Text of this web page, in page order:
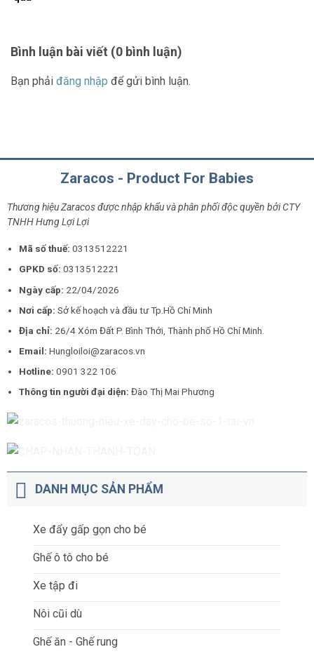
Bình luận bài viết (0 bình luận)
Bạn phải đăng nhập để gửi bình luận.
Zaracos - Product For Babies
Thương hiệu Zaracos được nhập khẩu và phân phối độc quyền bởi CTY
TNHH Hưng Lợi Lợi
Mã số thuế: 0313512221
GPKD số:0313512221
Ngày cấp: 22/04/2026
Nơi cấp:Sở kế hoạch và đầu tư Tp.Hồ Chí Minh
Địa chỉ: 26/4 Xóm Đất P. Bình Thới, Thành phố Hồ Chí Minh.
Email:Hungloiloi@zaracos.vn
Hotline:0901 322 106
Thông tin người đại diện:Đào Thị Mai Phương
DANH MỤC SẢN PHẨM
Xe đẩy gấp gọn cho bé
Ghế ô tô cho bé
Xe tập đi
Nôi cũi dù
Ghế ăn - Ghế rung